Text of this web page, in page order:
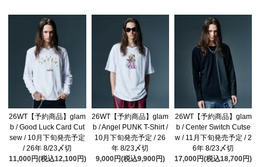
26WT【予約商品】glam
b / Good Luck Card Cut
sew / 10月下旬発売予定
/ 26年 8/23〆切
11,000円(税込12,100円)
26WT【予約商品】glam
b / Angel PUNK T-Shirt /
10月下旬発売予定 / 26
年 8/23〆切
9,000円(税込9,900円)
26WT【予約商品】glam
b / Center Switch Cutse
w / 11月下旬発売予定 / 2
6年 8/23〆切
17,000円(税込18,700円)